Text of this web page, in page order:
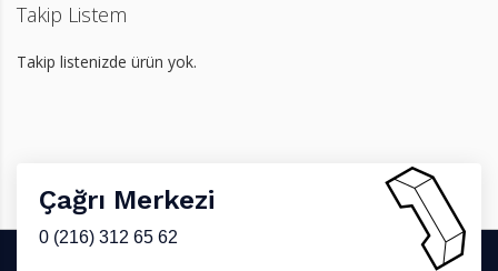
Takip Listem
Takip listenizde ürün yok.
Çağrı Merkezi
0 (216) 312 65 62